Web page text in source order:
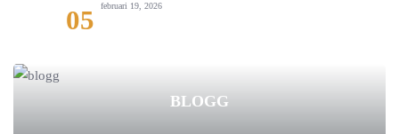
05 februari 19, 2026
BLOGG